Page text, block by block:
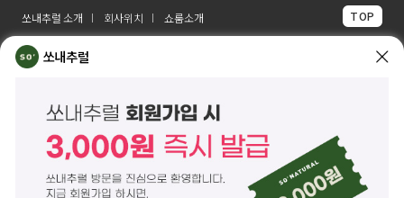
쏘내추럴 소개 회사위치 쇼룸소개 TOP
쏘내추럴(주)
대표이사 조주호
마케팅 문의
marketing@sonatural.co.kr
본사 고객센터 문의 02-573-6769 (평일 10:00~18:00 / 점심시간 12:30~13:30)
해외 수출 문의
MAILinfo@sonatural.co.kr
쏘내추럴